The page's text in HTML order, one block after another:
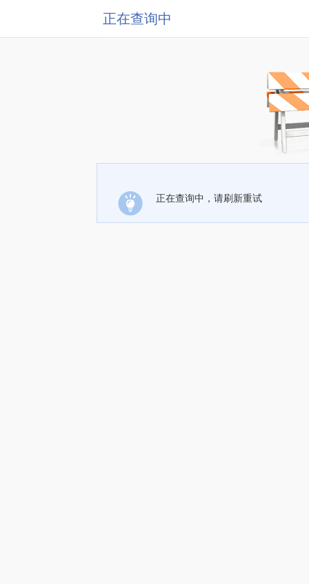
正在查询中
正在查询中，请刷新重试